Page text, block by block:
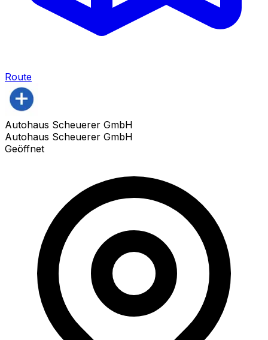
Route
Autohaus Scheuerer GmbH
Autohaus Scheuerer GmbH
Geöffnet